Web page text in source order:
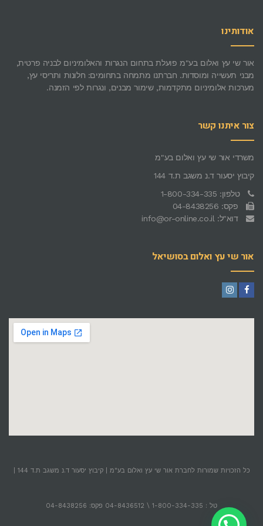
אודותינו
אור שי עץ ואלום בע"מ פועלת בתחום הנגרות והאלומיניום לבניה פרטית,
מבני תעשייה ומוסדות. חברתנו מתמחה בתחומים: חלונות ותריסי עץ,
מערכות אלומיניום מתקדמות, שימור מבנים, ונגרות לפי הזמנה.
צור איתנו קשר
משרדי אור שי עץ ואלום בע"מ
קיבוץ יסעור ד.נ משגב ת.ד 144
טלפון: 1-800-334-335
פקס: 04-8438256
דוא"ל: info@or-online.co.il
אור שי עץ ואלום בסושיאל
טל : 1-800-334-335 \ 04-8436512 פקס: 04-8438256